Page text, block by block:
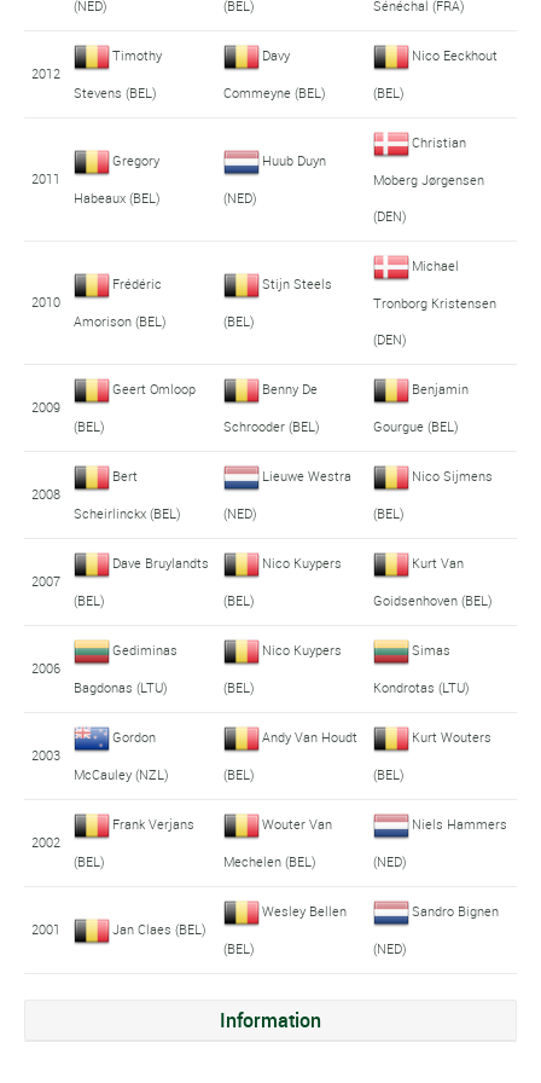
(NED) (BEL) Sénéchal (FRA)
2012
Timothy
Stevens (BEL)
Davy
Commeyne (BEL)
Nico Eeckhout
(BEL)
2011
Gregory
Habeaux (BEL)
Huub Duyn
(NED)
Christian
Moberg Jørgensen
(DEN)
2010
Frédéric
Amorison (BEL)
Stijn Steels
(BEL)
Michael
Tronborg Kristensen
(DEN)
2009
Geert Omloop
(BEL)
Benny De
Schrooder (BEL)
Benjamin
Gourgue (BEL)
2008
Bert
Scheirlinckx (BEL)
Lieuwe Westra
(NED)
Nico Sijmens
(BEL)
2007
Dave Bruylandts
(BEL)
Nico Kuypers
(BEL)
Kurt Van
Goidsenhoven (BEL)
2006
Gediminas
Bagdonas (LTU)
Nico Kuypers
(BEL)
Simas
Kondrotas (LTU)
2003
Gordon
McCauley (NZL)
Andy Van Houdt
(BEL)
Kurt Wouters
(BEL)
2002
Frank Verjans
(BEL)
Wouter Van
Mechelen (BEL)
Niels Hammers
(NED)
2001 Jan Claes (BEL)
Wesley Bellen
(BEL)
Sandro Bignen
(NED)
Information